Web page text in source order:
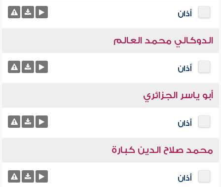
أذان
الدوكالي محمد العالم
أذان
أبو ياسر الجزائري
أذان
محمد صلاح الدين كبارة
أذان